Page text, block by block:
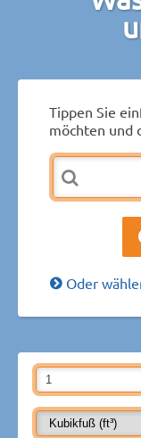
Tippen Sie
möchten und
Oder